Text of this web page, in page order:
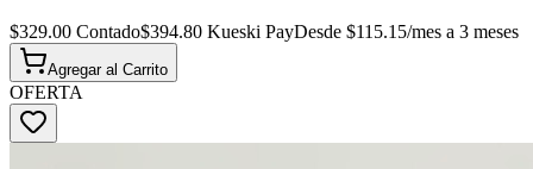
$329.00 Contado$394.80 Kueski PayDesde $115.15/mes a 3 meses
Agregar al Carrito
OFERTA